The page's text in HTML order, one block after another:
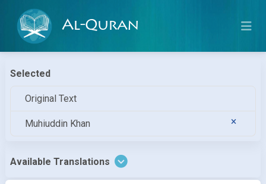
Al-Quran
Selected
Original Text
Muhiuddin Khan
Available Translations